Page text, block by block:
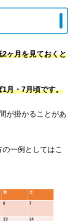
ヶ月を見ておくと
月・7月頃です。
が掛かることがあ
一例としてはこ